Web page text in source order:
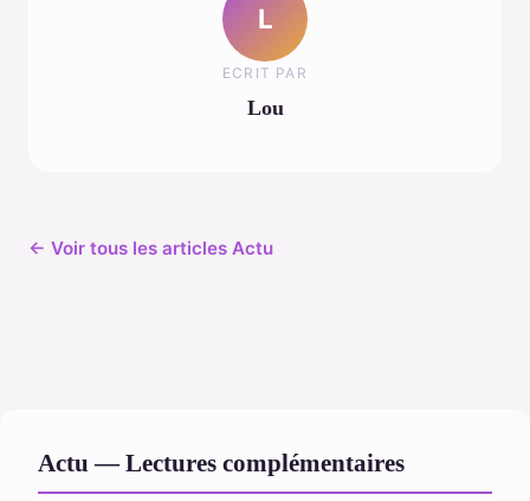
L
ECRIT PAR
Lou
← Voir tous les articles Actu
Actu — Lectures complémentaires